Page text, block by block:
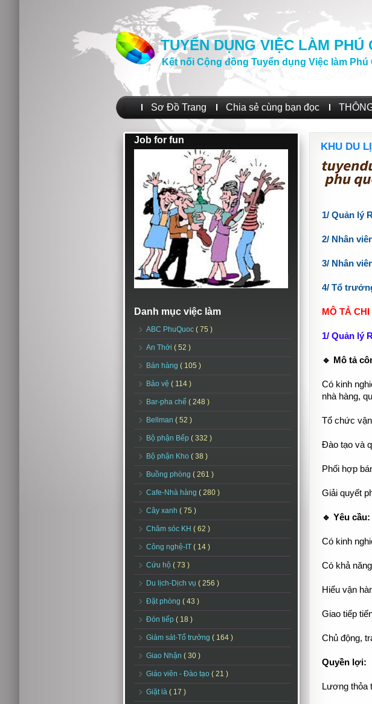
TUYỂN DỤNG VIỆC LÀM PHÚ
Kết nối Cộng đồng Tuyển dụng Việc làm Phú
Sơ Đồ Trang Chia sẻ cùng bạn đọc
Job for fun
Danh mục việc làm
ABC PhuQuoc ( 75 )
An Thới ( 52 )
Bán hàng ( 105 )
Bảo vệ ( 114 )
Bar-pha chế ( 248 )
Bellman ( 52 )
Bộ phận Bếp ( 332 )
Bộ phận Kho ( 38 )
Buồng phòng ( 261 )
Cafe-Nhà hàng ( 280 )
Cây xanh ( 75 )
Chăm sóc KH ( 62 )
Công nghệ-IT ( 14 )
Cứu hộ ( 73 )
Du lịch-Dịch vụ ( 256 )
Đặt phòng ( 43 )
Đón tiếp ( 18 )
Giám sát-Tổ trưởng ( 164 )
Giao Nhận ( 30 )
Giáo viên - Đào tạo ( 21 )
Giặt là ( 17 )
KHU DU
1/ Quản lý
2/ Nhân
3/ Nhân
4/ Tổ
MÔ TẢ
1/ Quản lý
🔹 Mô tả
Có kinh
nhà hàng,
Tổ chức
Đào tạo và
Phối hợp
Giải quyết
🔹 Yêu cầu:
Có kinh
Có khả
Hiểu vận
Giao tiếp
Chủ động,
Quyền lợi:
Lương thỏa